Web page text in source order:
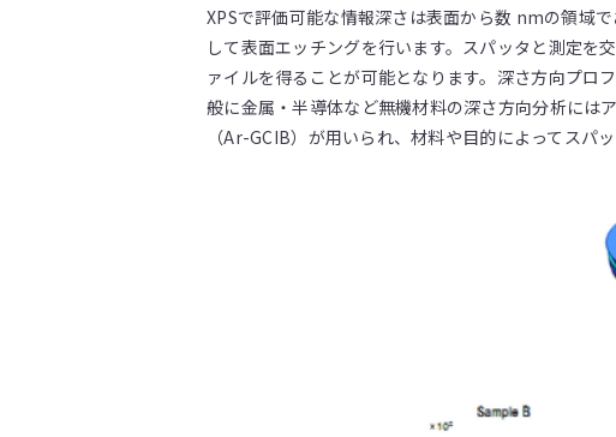
XPSで評価可能な情報深さは表面から数 nmの領域
して表面エッチングを行います。スパッタと測定を
ァイルを得ることが可能となります。深さ方向プロ
般に金属・半導体など無機材料の深さ方向分析には
（Ar-GCIB）が用いられ、材料や目的によってスパ